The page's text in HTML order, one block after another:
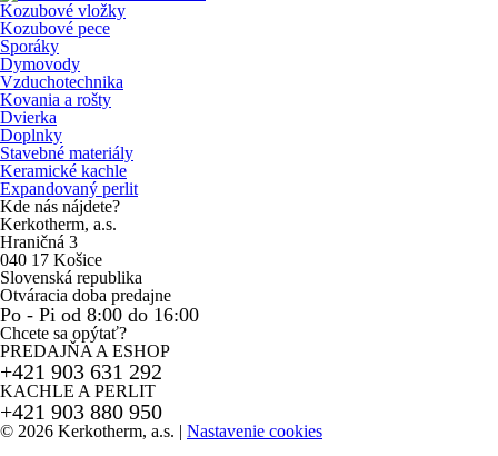
Kozubové vložky
Kozubové pece
Sporáky
Dymovody
Vzduchotechnika
Kovania a rošty
Dvierka
Doplnky
Stavebné materiály
Keramické kachle
Expandovaný perlit
Kde nás nájdete?
Kerkotherm, a.s.
Hraničná 3
040 17 Košice
Slovenská republika
Otváracia doba predajne
Po - Pi od 8:00 do 16:00
Chcete sa opýtať?
PREDAJŇA A ESHOP
+421 903 631 292
KACHLE A PERLIT
+421 903 880 950
© 2026 Kerkotherm, a.s. | Nastavenie cookies